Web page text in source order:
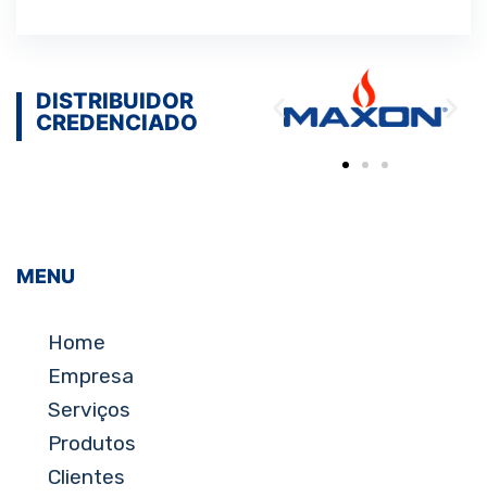
DISTRIBUIDOR
CREDENCIADO
MENU
Home
Empresa
Serviços
Produtos
Clientes